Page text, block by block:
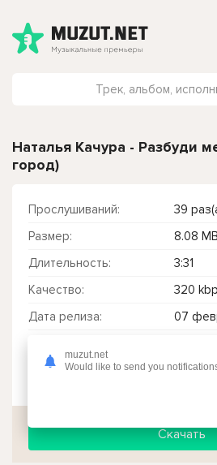
Наталья Качура - Разбуди
город)
Прослушиваний:
39
Размер:
8.08 MB
Длительность:
3:31
Качество:
320
Дата релиза:
07
Скачать
muzut.net
Would like to send you